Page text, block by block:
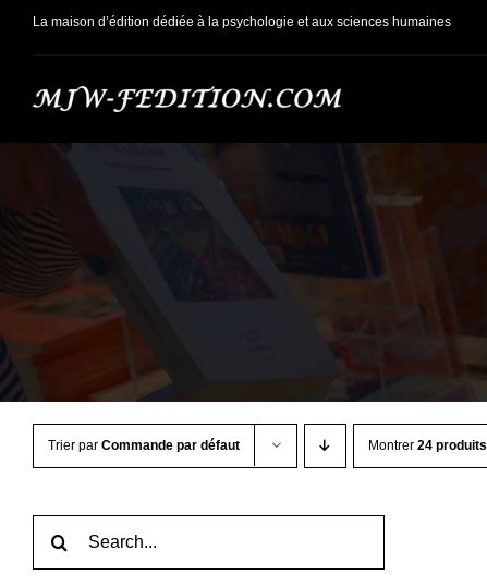
PasserLa maison d’édition dédiée à la psychologie et aux sciences humaines
Trier par Commande par défaut Montrer 24 produits